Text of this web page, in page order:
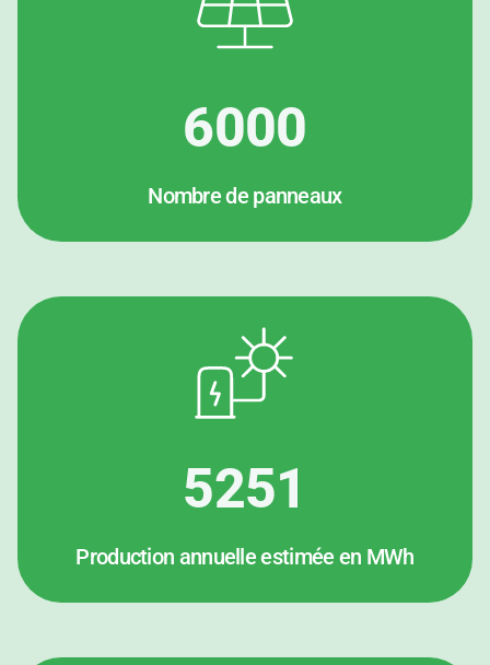
6000
Nombre de panneaux
5251
Production annuelle estimée en MWh